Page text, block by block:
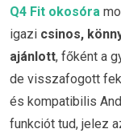
Q4 Fit okosóra
igazi csinos,
ajánlott, főként a
de visszafogott
és kompatibilis
funkciót tud, jelez